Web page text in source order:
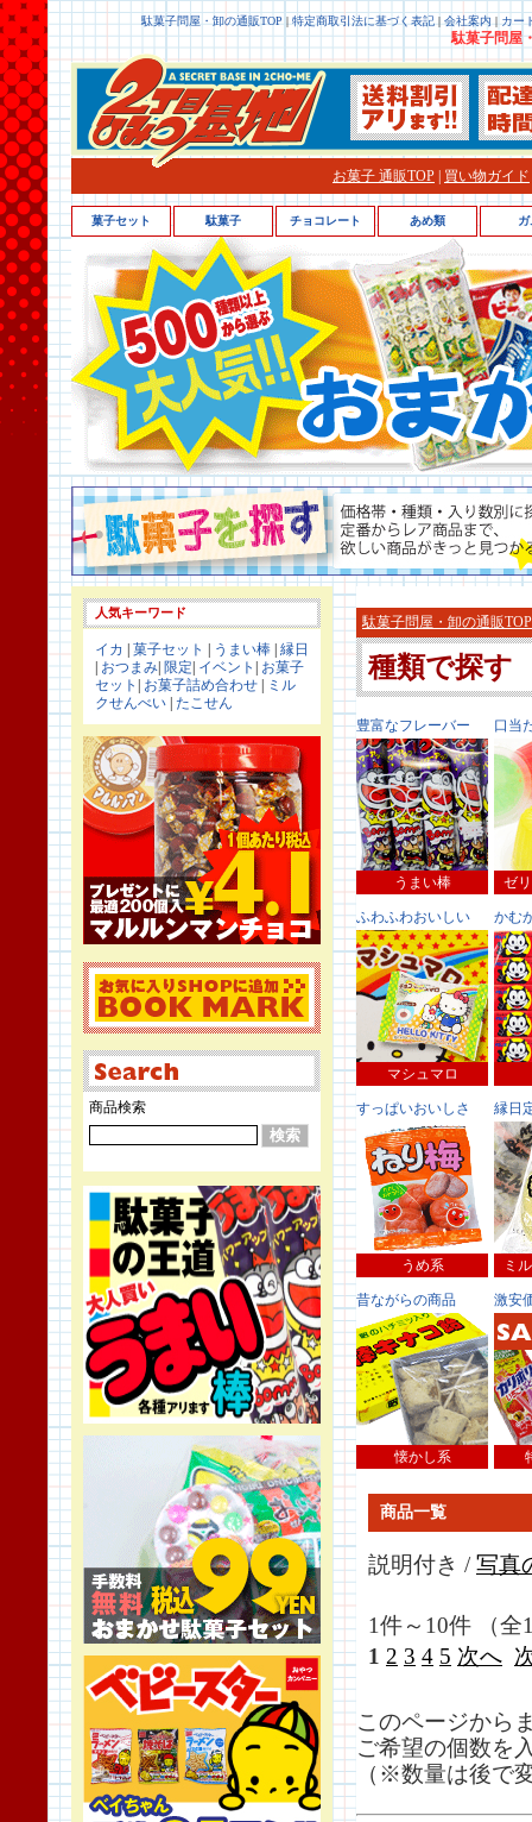
駄菓子問屋・卸の通販TOP | 特定商取引法に基づく表記 | 会社案内 | カー
駄菓子問屋
お菓子 通販TOP 買い物ガイド
人気キーワード
イカ 菓子セット うまい棒 縁日
おつまみ 限定 イベント
お菓子
セット
お菓子詰め合わせ
ミル
クせんべい たこせん
商品検索
駄菓子問屋・卸の通販TOP
種類で探す
豊富なフレーバー
うまい棒
口当
ゼ
ふわふわおいしい
マシュマロ
かむ
すっぱいおいしさ
うめ系
縁日
ミ
昔ながらの商品
懐かし系
激安
商品一覧
説明付き /写真
1件～10件 （
1 2 3 4 5 次へ
このページから
ご希望の個数を
（※数量は後で